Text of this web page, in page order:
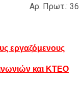
Αρ. Πρωτ.: 36
εργαζόμενους
και ΚΤΕΟ